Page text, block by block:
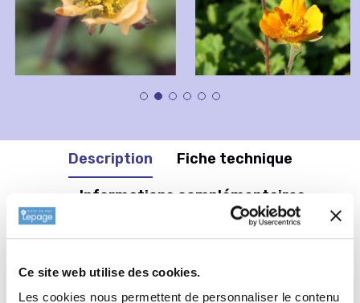
Ce site web utilise des cookies.
Les cookies nous permettent de personnaliser le contenu
Description Fiche technique
Informations complémentaires